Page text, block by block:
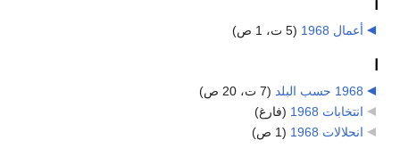
أعمال 1968 (5 ت، 1 ص)
1968 حسب البلد
(7 ت، 20 ص)
انتخابات 1968
(فارغ)
انحلالات 1968
(1 ص)